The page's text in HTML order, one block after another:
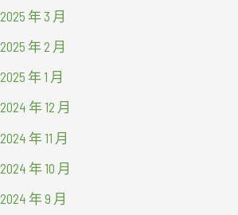
2025 年 3 月
2025 年 2 月
2025 年 1 月
2024 年 12 月
2024 年 11 月
2024 年 10 月
2024 年 9 月